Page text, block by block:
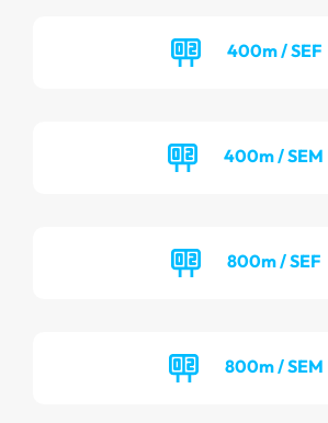
400m / SEF
400m / SEM
800m / SEF
800m / SEM